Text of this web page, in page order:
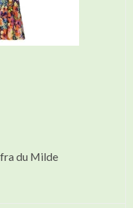
du Milde